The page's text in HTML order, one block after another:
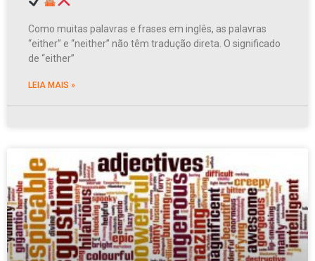
Como muitas palavras e frases em inglês, as palavras
“either” e “neither” não têm tradução direta. O significado
de “either”
LEIA MAIS »